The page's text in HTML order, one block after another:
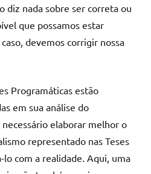
diz nada sobre ser correta ou
que possamos estar
devemos corrigir nossa
Programáticas estão
em sua análise do
elaborar melhor o
representado nas Teses
lo com a realidade. Aqui, uma